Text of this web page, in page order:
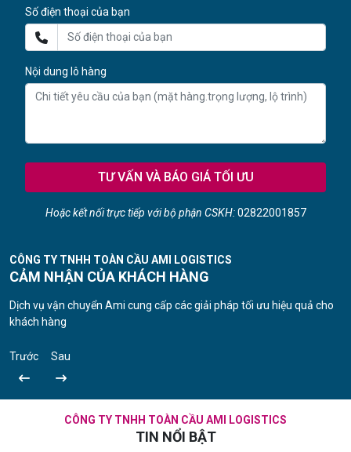
Số điện thoại của bạn
Nội dung lô hàng
TƯ VẤN VÀ BÁO GIÁ TỐI ƯU
Hoặc kết nối trực tiếp với bộ phận CSKH: 02822001857
CÔNG TY TNHH TOÀN CẦU AMI LOGISTICS
CẢM NHẬN CỦA KHÁCH HÀNG
Dịch vụ vận chuyển Ami cung cấp các giải pháp tối ưu hiệu quả cho
khách hàng
Trước Sau
CÔNG TY TNHH TOÀN CẦU AMI LOGISTICS
TIN NỔI BẬT